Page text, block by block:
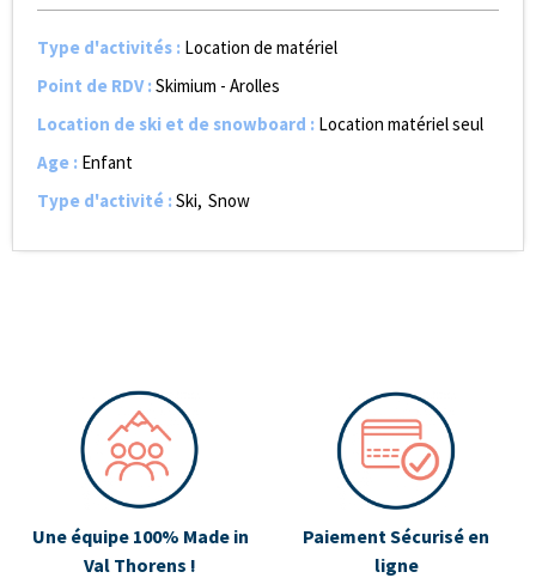
Type d'activités : Location de matériel
Point de RDV:Skimium - Arolles
Location de ski et de snowboard : Location matériel seul
Age : Enfant
Type d'activité :Ski Snow
Une équipe 100% Made in
Val Thorens !
Paiement Sécurisé en
ligne